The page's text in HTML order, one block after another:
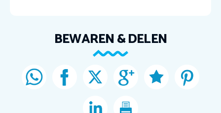
BEWAREN & DELEN